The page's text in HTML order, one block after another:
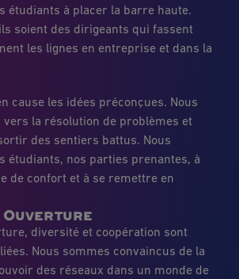
étudiants à placer la barre haute.
soient des dirigeants qui fassent
les lignes en entreprise et dans la
cause les idées préconçues. Nous
vers la résolution de problèmes et
des sentiers battus. Nous
étudiants, nos parties prenantes, à
de confort et à se remettre en
Ouverture
diversité et coopération sont
Nous sommes convaincus de la
des réseaux dans un monde de